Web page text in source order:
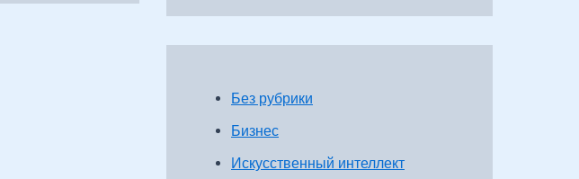
Без рубрики
Бизнес
Искусственный интеллект